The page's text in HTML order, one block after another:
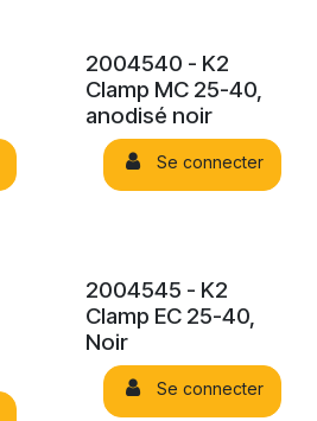
2004540 - K2
Clamp MC 25-40,
anodisé noir
Se connecter
2004545 - K2
Clamp EC 25-40,
Noir
Se connecter